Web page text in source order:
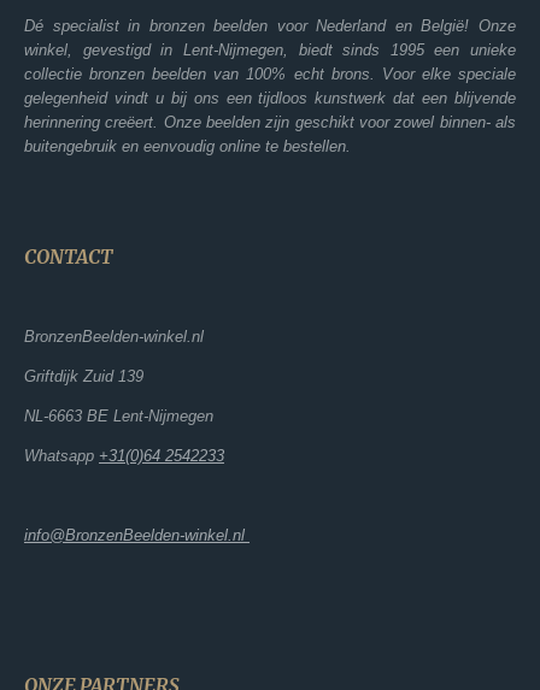
Dé specialist in bronzen beelden voor Nederland en België! Onze
winkel, gevestigd in Lent-Nijmegen, biedt sinds 1995 een unieke
collectie bronzen beelden van 100% echt brons. Voor elke speciale
gelegenheid vindt u bij ons een tijdloos kunstwerk dat een blijvende
herinnering creëert. Onze beelden zijn geschikt voor zowel binnen- als
buitengebruik en eenvoudig online te bestellen.
CONTACT
BronzenBeelden-winkel.nl
Griftdijk Zuid 139
NL-6663 BE Lent-Nijmegen
Whatsapp +31(0)64 2542233
info@BronzenBeelden-winkel.nl